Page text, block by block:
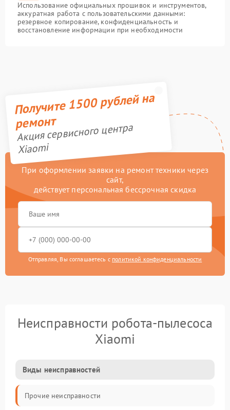
Использование официальных прошивок и инструментов,
аккуратная работа с пользовательскими данными:
резервное копирование, конфиденциальность и
восстановление информации при необходимости
Получите 1500 рублей на
ремонт
Акция сервисного центра
Xiaomi
При оформлении заявки на ремонт техники через
сайт,
действует персональная бессрочная скидка
Отправляя, Вы соглашаетесь с политикой конфиденциальности
Неисправности робота-пылесоса
Xiaomi
Виды неисправностей
Прочие неисправности